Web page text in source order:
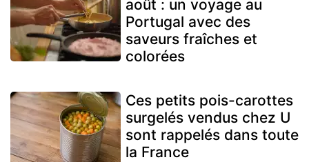
août : un voyage au
Portugal avec des
saveurs fraîches et
colorées
Ces petits pois-carottes
surgelés vendus chez U
sont rappelés dans toute
la France